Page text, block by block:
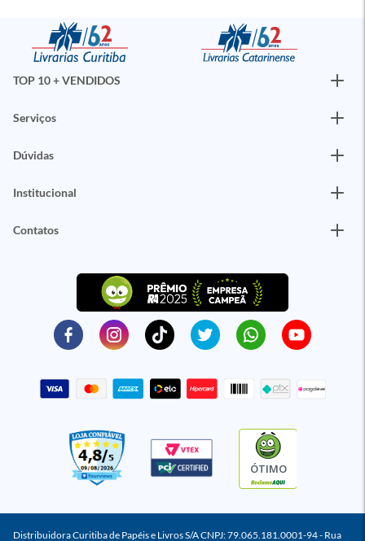
TOP 10 + VENDIDOS
Serviços
Dúvidas
Institucional
Contatos
ÓTIMO
Distribuidora Curitiba de Papéis e Livros S/A CNPJ: 79.065.181.0001-94 - Rua